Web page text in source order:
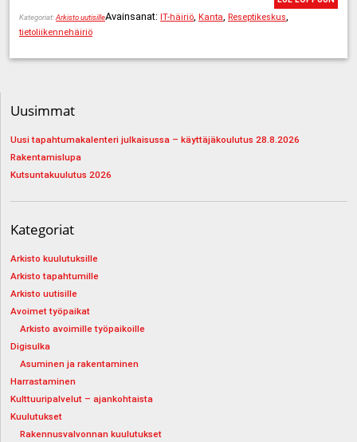
Kategoriat:Arkisto uutisilleAvainsanat: IT-häiriö Kanta Reseptikeskus
tietoliikennehäiriö
Uusimmat
Uusi tapahtumakalenteri julkaisussa – käyttäjäkoulutus 28.8.2026
Rakentamislupa
Kutsuntakuulutus 2026
Kategoriat
Arkisto kuulutuksille
Arkisto tapahtumille
Arkisto uutisille
Avoimet työpaikat
Arkisto avoimille työpaikoille
Digisulka
Asuminen ja rakentaminen
Harrastaminen
Kulttuuripalvelut – ajankohtaista
Kuulutukset
Rakennusvalvonnan kuulutukset